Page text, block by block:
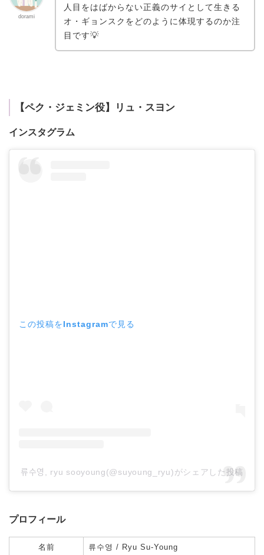
dorami
人目をはばからない正義のサイとして生きる
オ・ギョンスクをどのように体現するのか注
目です💡
【ペク・ジェミン役】リュ・スヨン
インスタグラム
この投稿をInstagramで見る
류수영, ryu sooyoung(@suyoung_ryu)がシェアした投稿
プロフィール
名前 류수영 / Ryu Su-Young